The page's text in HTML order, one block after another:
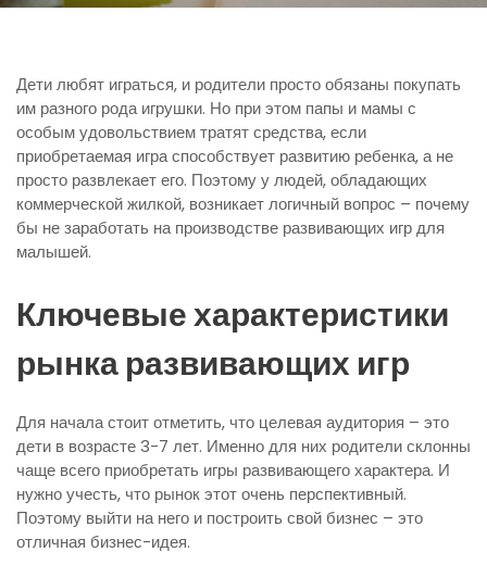
Дети любят играться, и родители просто обязаны покупать
им разного рода игрушки. Но при этом папы и мамы с
особым удовольствием тратят средства, если
приобретаемая игра способствует развитию ребенка, а не
просто развлекает его. Поэтому у людей, обладающих
коммерческой жилкой, возникает логичный вопрос – почему
бы не заработать на производстве развивающих игр для
малышей.
Ключевые характеристики
рынка развивающих игр
Для начала стоит отметить, что целевая аудитория – это
дети в возрасте 3-7 лет. Именно для них родители склонны
чаще всего приобретать игры развивающего характера. И
нужно учесть, что рынок этот очень перспективный.
Поэтому выйти на него и построить свой бизнес – это
отличная бизнес-идея.